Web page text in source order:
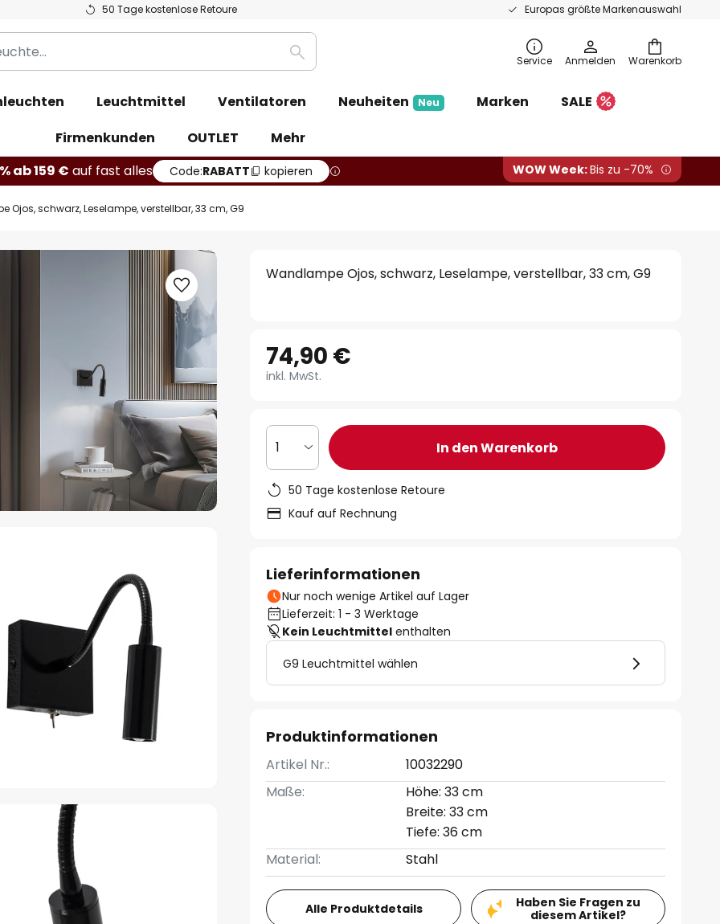
50 Tage kostenlose Retoure Europas größte Markenauswahl
Warenkorb
Suche Service Anmelden
Leuchtmittel Ventilatoren Neuheiten Neu Marken
SALE
Firmenkunden
OUTLET
Mehr
ab 159 € auf fast alles Code:RABATT kopieren WOW Week:Bis zu -70%
Ojos, schwarz, Leselampe, verstellbar, 33 cm, G9
Wandlampe Ojos, schwarz, Leselampe, verstellbar, 33 cm, G9
74,90 €
inkl. MwSt.
1 In den Warenkorb
50 Tage kostenlose Retoure
Kauf auf Rechnung
Lieferinformationen
Nur noch wenige Artikel auf Lager
Lieferzeit: 1 - 3 Werktage
Kein Leuchtmittel enthalten
G9 Leuchtmittel wählen
Produktinformationen
Artikel Nr.:
10032290
Maße:
Höhe: 33 cm
Breite: 33 cm
Tiefe: 36 cm
Material:
Stahl
Alle Produktdetails
Haben Sie Fragen zu
diesem Artikel?